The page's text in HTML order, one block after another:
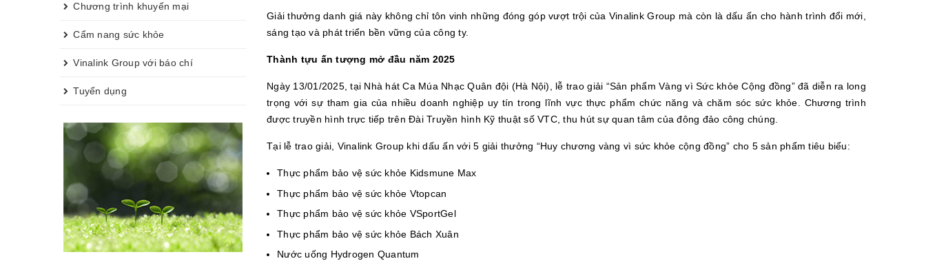
Giải thưởng danh giá này không chỉ tôn vinh những đóng góp vượt trội của Vinalink Group mà còn là dấu ấn cho hành trình đổi mới,
sáng tạo và phát triển bền vững của công ty.
Thành tựu ấn tượng mở đầu năm 2025
Ngày 13/01/2025, tại Nhà hát Ca Múa Nhạc Quân đội (Hà Nội), lễ trao giải “Sản phẩm Vàng vì Sức khỏe Cộng đồng” đã diễn ra long
trọng với sự tham gia của nhiều doanh nghiệp uy tín trong lĩnh vực thực phẩm chức năng và chăm sóc sức khỏe. Chương trình
được truyền hình trực tiếp trên Đài Truyền hình Kỹ thuật số VTC, thu hút sự quan tâm của đông đảo công chúng.
Tại lễ trao giải, Vinalink Group khi dấu ấn với 5 giải thưởng “Huy chương vàng vì sức khỏe cộng đồng” cho 5 sản phẩm tiêu biểu:
Thực phẩm bảo vệ sức khỏe Kidsmune Max
Thực phẩm bảo vệ sức khỏe Vtopcan
Thực phẩm bảo vệ sức khỏe VSportGel
Thực phẩm bảo vệ sức khỏe Bách Xuân
Nước uống Hydrogen Quantum
Chương trình khuyến mại
Cẩm nang sức khỏe
Vinalink Group với báo chí
Tuyển dụng